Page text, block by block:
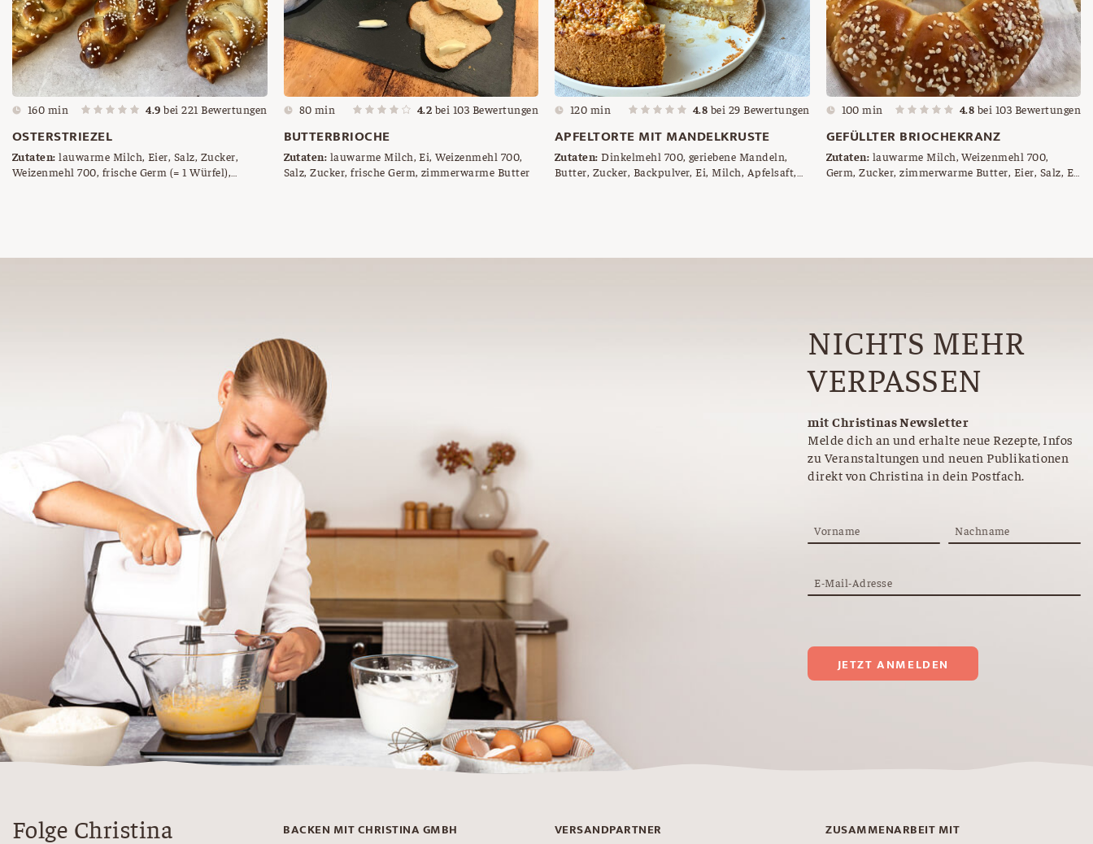
160 min 4.9 bei221 Bewertungen
OSTERSTRIEZEL
Zutaten: lauwarme Milch, Eier, Salz, Zucker,
Weizenmehl 700, frische Germ (= 1 Würfel),
80 min 4.2 bei 103 Bewertungen
BUTTERBRIOCHE
Zutaten: lauwarme Milch, Ei, Weizenmehl 700,
Salz, Zucker, frische Germ, zimmerwarme Butter
120 min 4.8 bei 29 Bewertungen
APFELTORTE MIT MANDELKRUSTE
Zutaten: Dinkelmehl 700, geriebene Mandeln,
Butter, Zucker, Backpulver, Ei, Milch, Apfelsaft,
100 min 4.8 bei 103 Bewertungen
GEFÜLLTER BRIOCHEKRANZ
Zutaten: lauwarme Milch, Weizenmehl 700,
Germ, Zucker, zimmerwarme Butter, Eier, Salz, Ei
NICHTS MEHR
VERPASSEN
mit Christinas Newsletter
Melde dich an und erhalte neue Rezepte, Infos
zu Veranstaltungen und neuen Publikationen
direkt von Christina in dein Postfach.
Vorname Nachname
E-Mail-Adresse
JETZT ANMELDEN
Folge Christina BACKEN MIT CHRISTINA GMBH VERSANDPARTNER ZUSAMMENARBEIT MIT